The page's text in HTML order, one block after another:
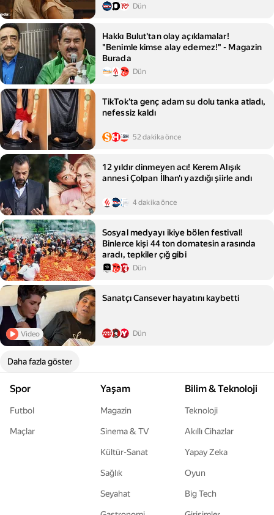
Dün
Hakkı Bulut'tan olay açıklamalar!
"Benimle kimse alay edemez!" - Magazin
Burada
Dün
TikTok'ta genç adam su dolu tanka atladı,
nefessiz kaldı
52 dakika önce
12 yıldır dinmeyen acı! Kerem Alışık
annesi Çolpan İlhan'ı yazdığı şiirle andı
4 dakika önce
Sosyal medyayı ikiye bölen festival!
Binlerce kişi 44 ton domatesin arasında
aradı, tepkiler çığ gibi
Dün
Video
Sanatçı Cansever hayatını kaybetti
Dün
Daha fazla göster
Spor
Futbol
Maçlar
Yaşam
Magazin
Sinema & TV
Kültür-Sanat
Sağlık
Seyahat
Bilim & Teknoloji
Teknoloji
Akıllı Cihazlar
Yapay Zeka
Oyun
Big Tech